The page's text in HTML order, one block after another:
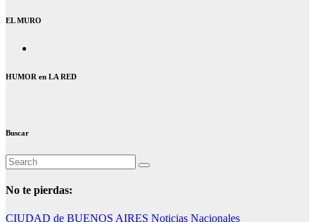
EL MURO
HUMOR en LA RED
Buscar
No te pierdas:
CIUDAD de BUENOS AIRES Noticias Nacionales